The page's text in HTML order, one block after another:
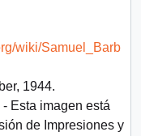
wiki/Samuel_Barb
1944.
Esta imagen está
de Impresiones y